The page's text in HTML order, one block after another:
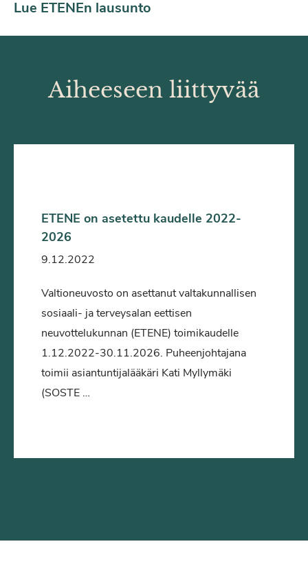
Lue ETENEn lausunto
Aiheeseen liittyvää
ETENE on asetettu kaudelle 2022-
2026
9.12.2022
Valtioneuvosto on asettanut valtakunnallisen
sosiaali- ja terveysalan eettisen
neuvottelukunnan (ETENE) toimikaudelle
1.12.2022-30.11.2026. Puheenjohtajana
toimii asiantuntijalääkäri Kati Myllymäki
(SOSTE …